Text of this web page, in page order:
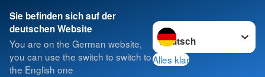
Sie befinden sich auf der
deutschen Website
You are on the German website,
you can use the switch to switch to
the English one
Sprache wechseln zu
Alles klar